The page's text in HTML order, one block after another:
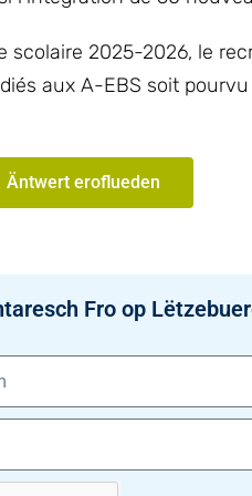
scolaire 2025-2026, le
aux A-EBS soit
Äntwert eroflueden
Fro op